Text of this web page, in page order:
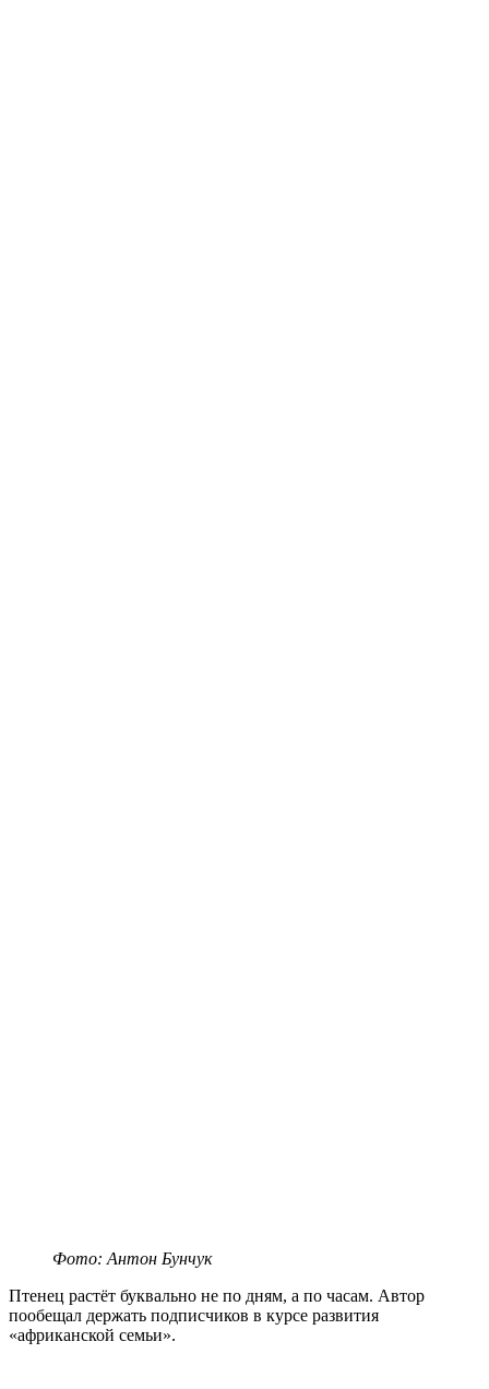
Фото: Антон Бунчук
Птенец растёт буквально не по дням, а по часам. Автор
пообещал держать подписчиков в курсе развития
«африканской семьи».